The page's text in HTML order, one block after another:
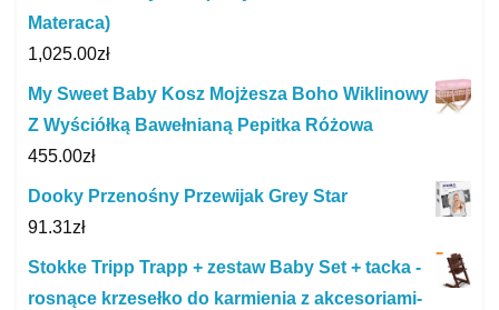
Materaca)
1,025.00zł
My Sweet Baby Kosz Mojżesza Boho Wiklinowy
Z Wyściółką Bawełnianą Pepitka Różowa
455.00zł
Dooky Przenośny Przewijak Grey Star
91.31zł
Stokke Tripp Trapp + zestaw Baby Set + tacka -
rosnące krzesełko do karmienia z akcesoriami-